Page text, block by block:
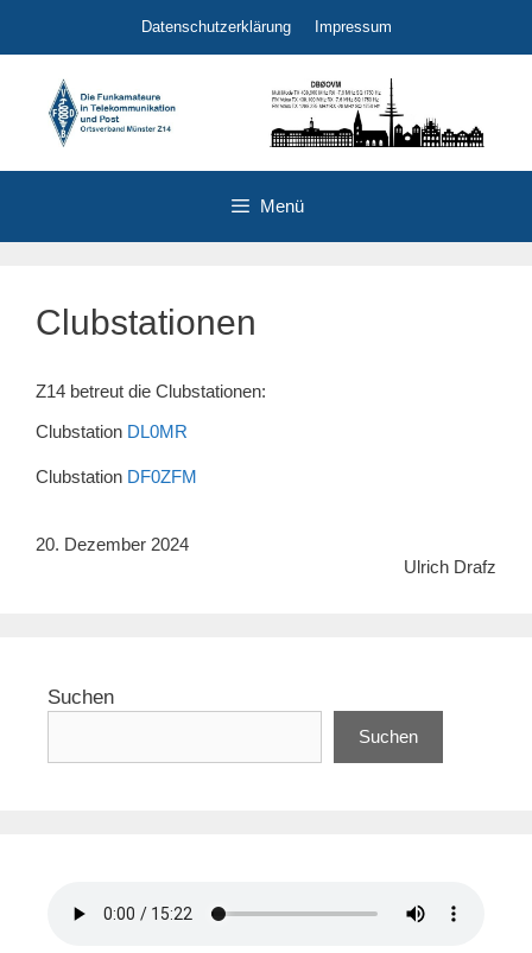
springen
Datenschutzerklärung Impressum
Menü
Clubstationen
Z14 betreut die Clubstationen:
Clubstation DL0MR
Clubstation DF0ZFM
20. Dezember 2024
Ulrich Drafz
Suchen
Suchen